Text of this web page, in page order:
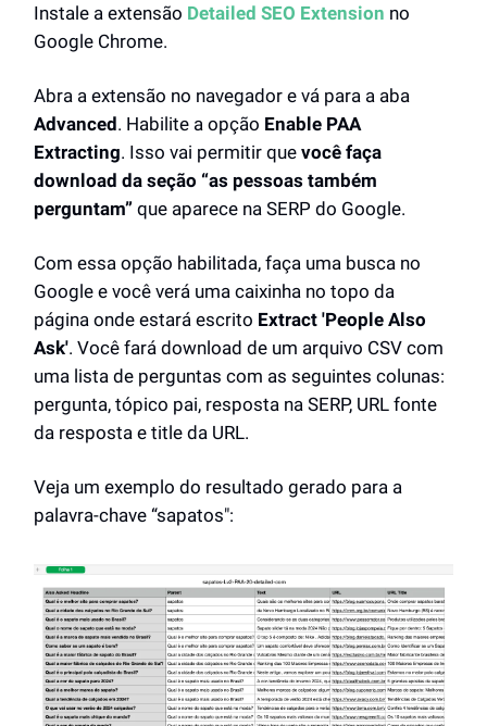
Instale a extensão Detailed SEO Extension no
Google Chrome.
Abra a extensão no navegador e vá para a aba
Advanced. Habilite a opção Enable PAA
Extracting. Isso vai permitir que você faça
download da seção “as pessoas também
perguntam” que aparece na SERP do Google.
Com essa opção habilitada, faça uma busca no
Google e você verá uma caixinha no topo da
página onde estará escrito Extract 'People Also
Ask'. Você fará download de um arquivo CSV com
uma lista de perguntas com as seguintes colunas:
pergunta, tópico pai, resposta na SERP, URL fonte
da resposta e title da URL.
Veja um exemplo do resultado gerado para a
palavra-chave “sapatos":